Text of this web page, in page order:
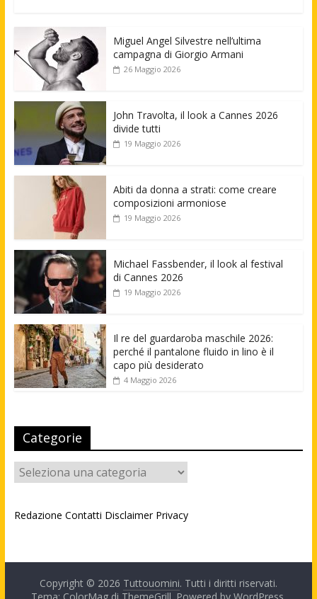
Miguel Angel Silvestre nell’ultima
campagna di Giorgio Armani
26 Maggio 2026
John Travolta, il look a Cannes 2026
divide tutti
19 Maggio 2026
Abiti da donna a strati: come creare
composizioni armoniose
19 Maggio 2026
Michael Fassbender, il look al festival
di Cannes 2026
19 Maggio 2026
Il re del guardaroba maschile 2026:
perché il pantalone fluido in lino è il
capo più desiderato
4 Maggio 2026
Categorie
Categorie
Redazione Contatti Disclaimer Privacy
Copyright © 2026 Tuttouomini. Tutti i diritti riservati.
Tema: ColorMag di ThemeGrill . Powered by WordPress